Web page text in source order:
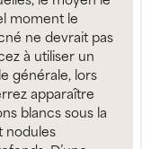
moment le
ne devrait pas
à utiliser un
générale, lors
apparaître
blancs sous la
nodules